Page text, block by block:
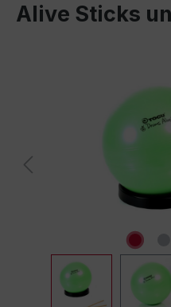
Alive Sticks